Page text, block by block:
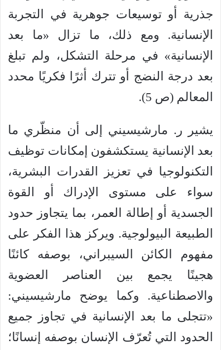
جذرية أو توسيعات جوهرية في التجربة
الإنسانية. ومع ذلك، ما تزال «ما بعد
الإنسانية» في مرحلة التشكل، ولم تبلغ
بعد درجة النضج أو تترك أثرًا فكريًا محدد
المعالم (ص 5).
يشير ر. مارشيسيني إلى أن منظّري ما
بعد الإنسانية يستكشفون إمكانات توظيف
التكنولوجيا في تعزيز القدرات البشرية،
سواء على مستوى الإدراك أو القوة
الجسدية أو إطالة العمر، بما يتجاوز حدود
الطبيعة البيولوجية. ويركز هذا الفكر على
مفهوم الكائن السيبراني، بوصفه كائنًا
هجينًا يجمع بين العناصر العضوية
والاصطناعية. وكما يوضح مارشيسيني:
«تتجلى ما بعد الإنسانية في تجاوز جميع
الحدود التي تُعرّف الإنسان بوصفه إنسانًا؛